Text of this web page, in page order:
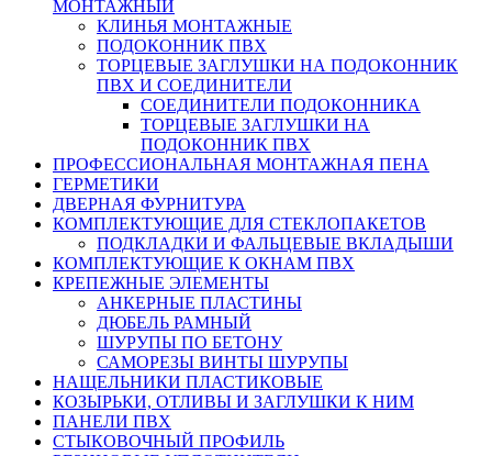
МОНТАЖНЫЙ
КЛИНЬЯ МОНТАЖНЫЕ
ПОДОКОННИК ПВХ
ТОРЦЕВЫЕ ЗАГЛУШКИ НА ПОДОКОННИК
ПВХ И СОЕДИНИТЕЛИ
СОЕДИНИТЕЛИ ПОДОКОННИКА
ТОРЦЕВЫЕ ЗАГЛУШКИ НА
ПОДОКОННИК ПВХ
ПРОФЕССИОНАЛЬНАЯ МОНТАЖНАЯ ПЕНА
ГЕРМЕТИКИ
ДВЕРНАЯ ФУРНИТУРА
КОМПЛЕКТУЮЩИЕ ДЛЯ СТЕКЛОПАКЕТОВ
ПОДКЛАДКИ И ФАЛЬЦЕВЫЕ ВКЛАДЫШИ
КОМПЛЕКТУЮЩИЕ К ОКНАМ ПВХ
КРЕПЕЖНЫЕ ЭЛЕМЕНТЫ
АНКЕРНЫЕ ПЛАСТИНЫ
ДЮБЕЛЬ РАМНЫЙ
ШУРУПЫ ПО БЕТОНУ
САМОРЕЗЫ ВИНТЫ ШУРУПЫ
НАЩЕЛЬНИКИ ПЛАСТИКОВЫЕ
КОЗЫРЬКИ, ОТЛИВЫ И ЗАГЛУШКИ К НИМ
ПАНЕЛИ ПВХ
СТЫКОВОЧНЫЙ ПРОФИЛЬ